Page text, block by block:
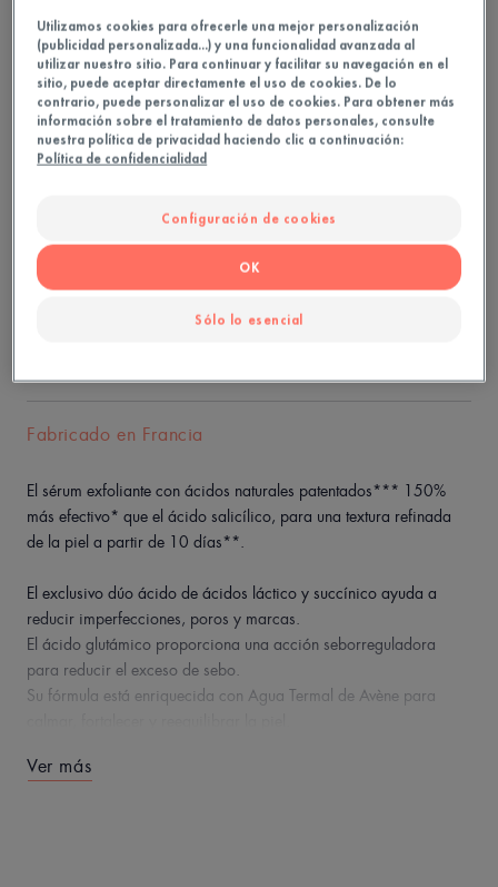
Ideal para
Adolescentes - Adultos
Piel con tendencia acneica - Piel con
imperfecciones - Piel sensible
Fabricado en Francia
El sérum exfoliante con ácidos naturales patentados*** 150%
más efectivo* que el ácido salicílico, para una textura refinada
de la piel a partir de 10 días**.
El exclusivo dúo ácido de ácidos láctico y succínico ayuda a
reducir imperfecciones, poros y marcas.
El ácido glutámico proporciona una acción seborreguladora
para reducir el exceso de sebo.
Su fórmula está enriquecida con Agua Termal de Avène para
Dedicado a pieles sensibles y probado en pieles propensas al
Ver más
Utilizamos cookies para ofrecerle una mejor personalización
(publicidad personalizada...) y una funcionalidad avanzada al
utilizar nuestro sitio. Para continuar y facilitar su navegación en el
sitio, puede aceptar directamente el uso de cookies. De lo
contrario, puede personalizar el uso de cookies. Para obtener más
información sobre el tratamiento de datos personales, consulte
nuestra política de privacidad haciendo clic a continuación:
Política de confidencialidad
Configuración de cookies
Sólo lo esencial
OK